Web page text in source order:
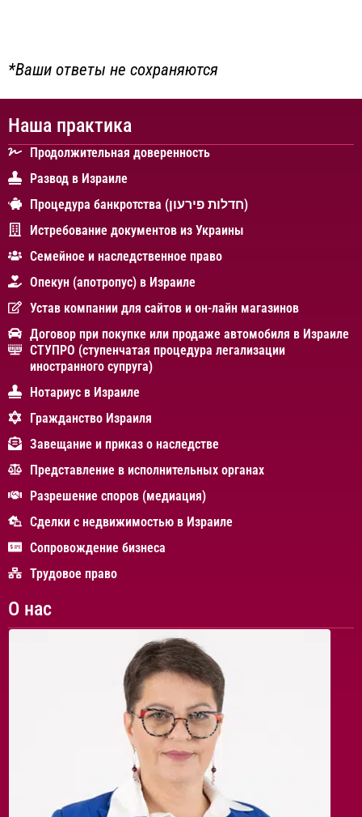
*Ваши ответы не сохраняются
Наша практика
Продолжительная доверенность
Развод в Израиле
Процедура банкротства (חדלות פירעון)
Истребование документов из Украины
Cемейное и наследственное право
Опекун (апотропус) в Израиле
Устав компании для сайтов и он-лайн магазинов
Договор при покупке или продаже автомобиля в Израиле
СТУПРО (ступенчатая процедура легализации
иностранного супруга)
Нотариус в Израиле
Гражданство Израиля
Завещание и приказ о наследстве
Представление в исполнительных органах
Разрешение споров (медиация)
Сделки с недвижимостью в Израиле
Сопровождение бизнеса
Трудовое право
О нас